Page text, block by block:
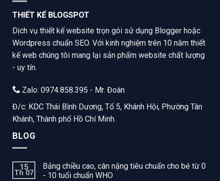
THIẾT KẾ BLOGSPOT
Dịch vụ thiết kế website trọn gói sử dụng Blogger hoặc
Wordpress chuẩn SEO. Với kinh nghiệm trên 10 năm thiết
kế web chúng tôi mang lại sản phẩm website chất lượng
- uy tín.
Zalo: 0974.858.395 - Mr. Đoàn
Đ/c: KDC Thái Bình Dương, Tổ 5, Khánh Hội, Phường Tân
Khánh, Thành phố Hồ Chí Minh.
BLOG
15
Th 07
Bảng chiều cao, cân nặng tiêu chuẩn cho bé từ 0
- 10 tuổi chuẩn WHO